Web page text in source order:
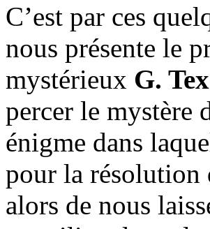
C’est par ces
nous présente le
mystérieux G.
percer le mystère
énigme dans
pour la
alors de nous